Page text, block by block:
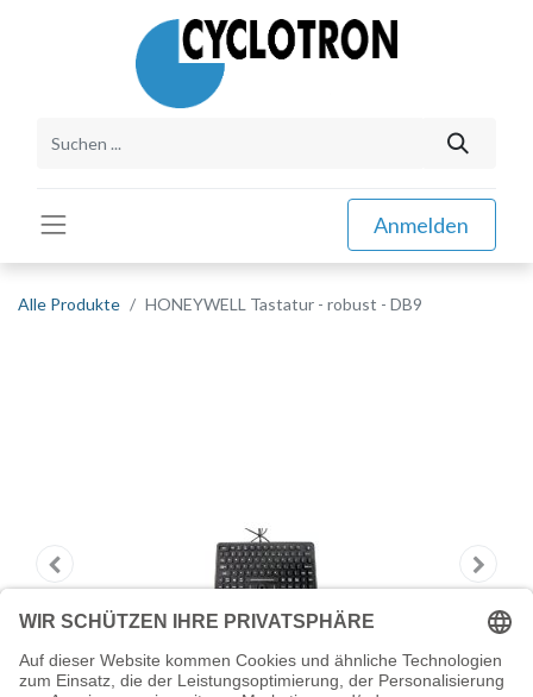
Anmelden
Alle Produkte HONEYWELL Tastatur - robust - DB9